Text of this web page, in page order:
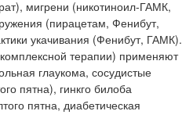
мигрени (никотиноил-ГАМК,
(пирацетам, Фенибут,
укачивания (Фенибут, ГАМК).
терапии) применяют
глаукома, сосудистые
пятна), гинкго билоба
пятна, диабетическая